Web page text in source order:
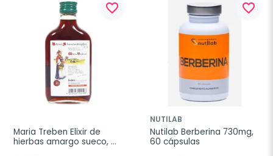
favorite_border
Maria Treben Elixir de
hierbas amargo sueco,
favorite_border
NUTILAB
Nutilab Berberina 730mg,
60 cápsulas